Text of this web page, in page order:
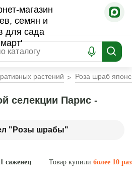
растений Роза шраб
"Розы шрабы"
селекции Парис -
1 саженец Товар купили более 10 раз